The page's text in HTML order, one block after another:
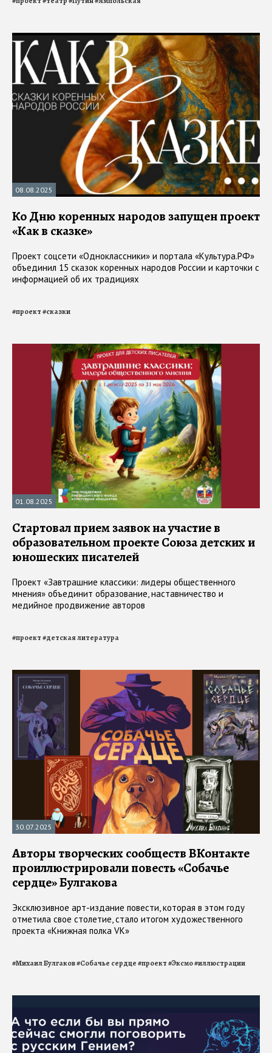
08.08.2025
Ко Дню коренных народов запущен проект
«Как в сказке»
Проект соцсети «Одноклассники» и портала «Культура.РФ»
объединил 15 сказок коренных народов России и карточки с
информацией об их традициях
#проект#сказки
01.08.2025
Стартовал прием заявок на участие в
образовательном проекте Союза детских и
юношеских писателей
Проект «Завтрашние классики: лидеры общественного
мнения» объединит образование, наставничество и
медийное продвижение авторов
#проект#детская литература
30.07.2025
Авторы творческих сообществ ВКонтакте
проиллюстрировали повесть «Собачье
сердце» Булгакова
Эксклюзивное арт-издание повести, которая в этом году
отметила свое столетие, стало итогом художественного
проекта «Книжная полка VK»
#Михаил Булгаков#Собачье сердце#проект#Эксмо#иллюстрации